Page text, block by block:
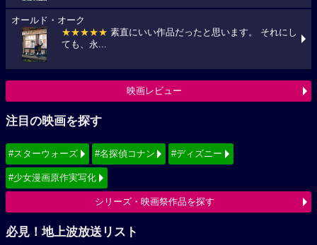
オールド・オーク
★★★★★ 素直にいい作品だったと思います。 それにし
ても、永...
映画レビュー
注目の映画を探す
#スターウォーズ #名探偵コナン #ディズニー
#少女漫画原作実写化
シリーズ・映画祭作品を探す
必見！地上波放送リスト